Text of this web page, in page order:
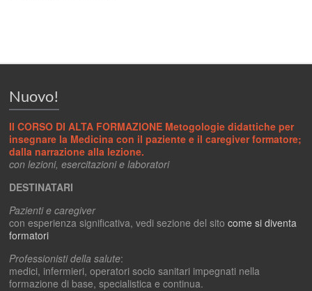
Nuovo!
II CORSO DI ALTA FORMAZIONE Metogologie didattiche per
insegnare la Medicina con il paziente e il caregiver formatore;
dalla narrazione alla lezione.
con lezioni, esercitazioni e laboratori
DESTINATARI
Pazienti e caregiver
con esperienza significativa, vedi sezione del sitocome si diventa
formatori
Professionisti della salute:
medici, infermieri, operatori socio sanitari impegnati nella
formazione di base, specialistica e continua.